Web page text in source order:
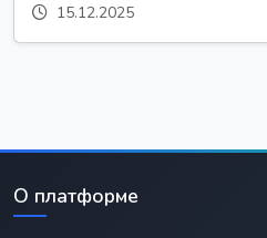
15.12.2025
О платформе